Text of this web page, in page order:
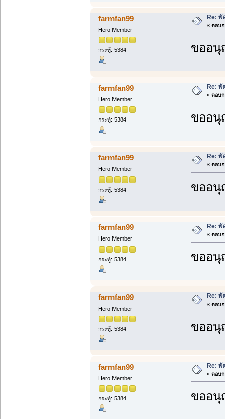
farmfan99
Hero Member
กระทู้: 5384
Re: พั
« ตอบก
ขออนุ
farmfan99
Hero Member
กระทู้: 5384
Re: พั
« ตอบก
ขออนุ
farmfan99
Hero Member
กระทู้: 5384
Re: พั
« ตอบก
ขออนุ
farmfan99
Hero Member
กระทู้: 5384
Re: พั
« ตอบก
ขออนุ
farmfan99
Hero Member
กระทู้: 5384
Re: พั
« ตอบก
ขออนุ
farmfan99
Hero Member
กระทู้: 5384
Re: พั
« ตอบก
ขออนุ